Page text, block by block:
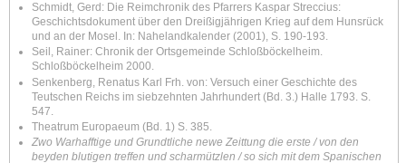
Schmidt, Gerd: Die Reimchronik des Pfarrers Kaspar Streccius:
Geschichtsdokument über den Dreißigjährigen Krieg auf dem Hunsrück
und an der Mosel. In: Nahelandkalender (2001), S. 190-193.
Seil, Rainer: Chronik der Ortsgemeinde Schloßböckelheim.
Schloßböckelheim 2000.
Senkenberg, Renatus Karl Frh. von: Versuch einer Geschichte des
Teutschen Reichs im siebzehnten Jahrhundert (Bd. 3.) Halle 1793. S.
547.
Theatrum Europaeum (Bd. 1) S. 385.
Zwo Warhafftige und Grundtliche newe Zeittung die erste / von den
beyden blutigen treffen und scharmützlen / so sich mit dem Spanischen